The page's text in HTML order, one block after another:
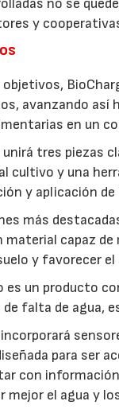
no se
y
avanzando así
en un
tres piezas
cultivo y una
y aplicación
más
capaz
y favorecer
es un producto
falta de agua,
para ser
con
mejor el agua y